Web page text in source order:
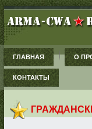
ГЛАВНАЯ О
КОНТАКТЫ